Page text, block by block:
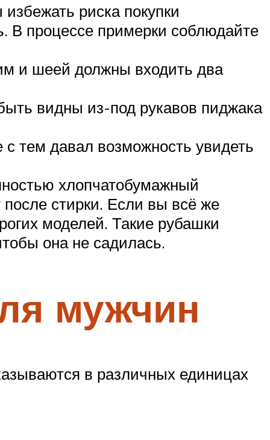
риска покупки
В процессе примерки соблюдайте
и шеей должны входить два
видны из-под рукавов пиджака
тем давал возможность увидеть
хлопчатобумажный
стирки. Если вы всё же
моделей. Такие рубашки
она не садилась.
мужчин
в различных единицах